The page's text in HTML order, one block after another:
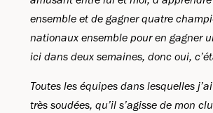
ensemble et de gagner quatre
nationaux ensemble pour en gagner
ici dans deux semaines, donc oui,
Toutes les équipes dans lesquelles
très soudées, qu’il s’agisse de mon